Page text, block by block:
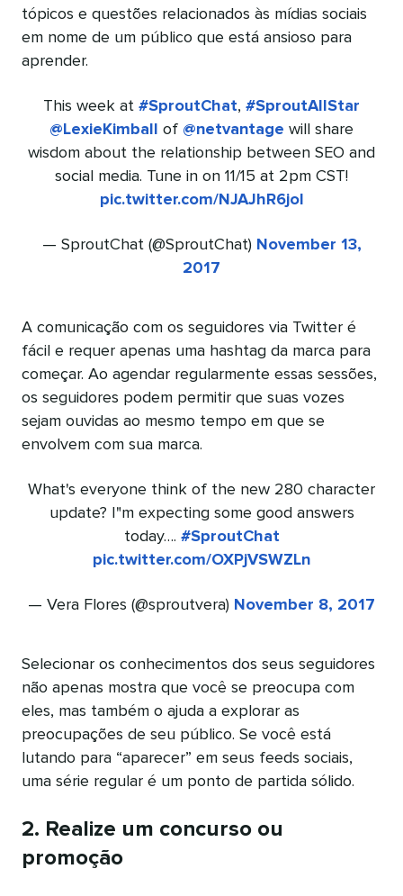
tópicos e questões relacionados às mídias sociais
em nome de um público que está ansioso para
aprender.
This week at #SproutChat, #SproutAllStar
@LexieKimball
of @netvantage will share
wisdom about the relationship between SEO and
social media. Tune in on 11/15 at 2pm CST!
pic.twitter.com/NJAJhR6joI
— SproutChat (@SproutChat) November 13,
2017
A comunicação com os seguidores via Twitter é
fácil e requer apenas uma hashtag da marca para
começar. Ao agendar regularmente essas sessões,
os seguidores podem permitir que suas vozes
sejam ouvidas ao mesmo tempo em que se
envolvem com sua marca.
What's everyone think of the new 280 character
update? I"m expecting some good answers
today…. #SproutChat
pic.twitter.com/OXPjVSWZLn
— Vera Flores (@sproutvera) November 8, 2017
Selecionar os conhecimentos dos seus seguidores
não apenas mostra que você se preocupa com
eles, mas também o ajuda a explorar as
preocupações de seu público. Se você está
lutando para “aparecer” em seus feeds sociais,
uma série regular é um ponto de partida sólido.
2. Realize um concurso ou
promoção